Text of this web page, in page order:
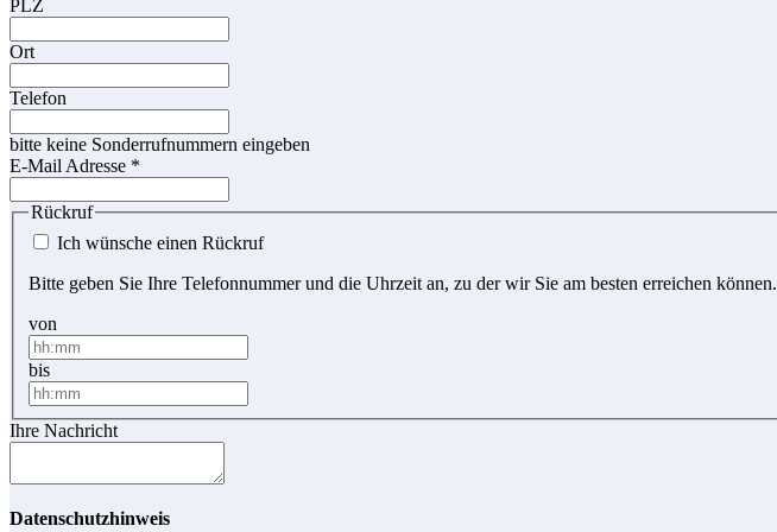
PLZ
Ort
Telefon
bitte keine Sonderrufnummern eingeben
E-Mail Adresse *
Rückruf
Ich wünsche einen Rückruf
Bitte geben Sie Ihre Telefonnummer und die Uhrzeit an, zu der wir Sie am besten erreichen können.
von
bis
Ihre Nachricht
Datenschutzhinweis